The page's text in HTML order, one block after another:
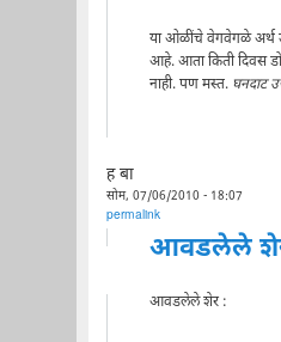
या ओळींचे वेगवेगळे अर्थ
आहे. आता किती दिवस
नाही. पण मस्त. घनदाट
ह बा
सोम, 07/06/2010 - 18:07
permalink
आवडलेले शेर
आवडलेले शेर :